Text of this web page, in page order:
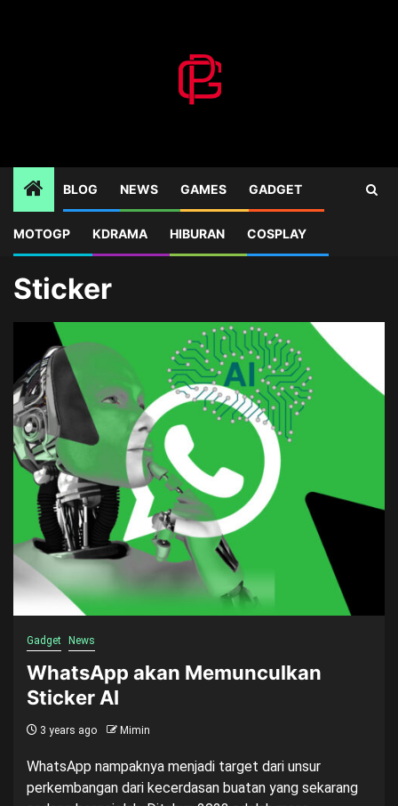
BLOG NEWS GAMES GADGET
MOTOGP KDRAMA HIBURAN COSPLAY
Home Blog Sticker
Sticker
Gadget News
WhatsApp akan Memunculkan
Sticker AI
3 years ago Mimin
WhatsApp nampaknya menjadi target dari unsur
perkembangan dari kecerdasan buatan yang sekarang